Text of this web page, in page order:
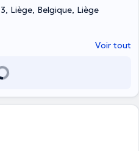
Liège, Belgique, Liège
Voir tout